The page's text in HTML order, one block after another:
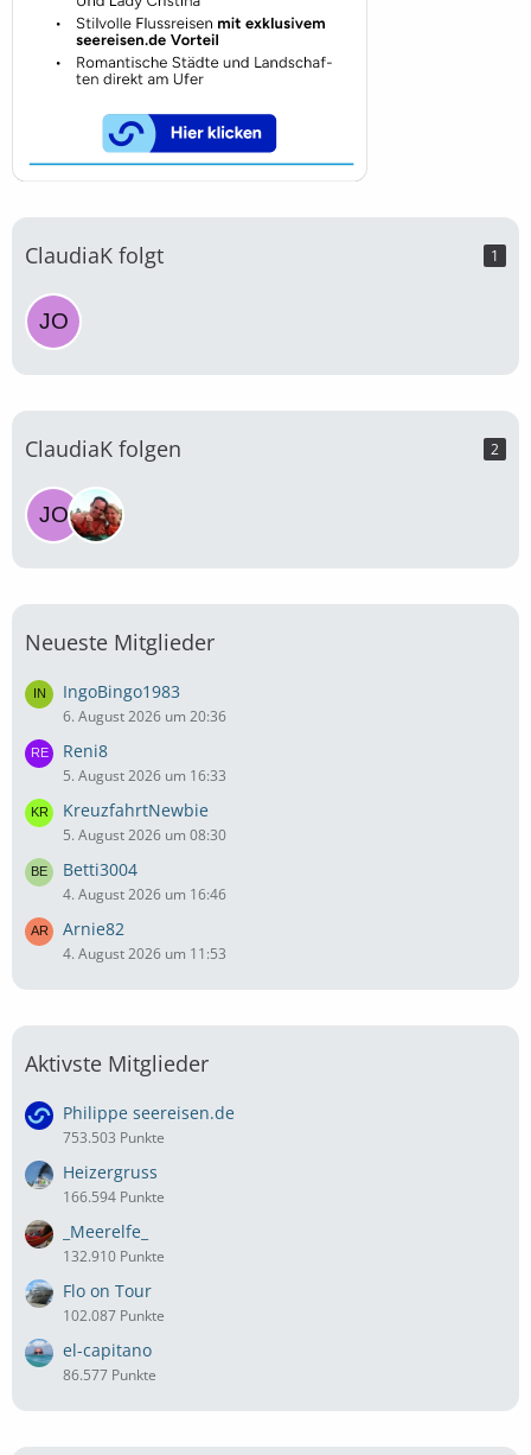
ClaudiaK folgt 1
ClaudiaK folgen 2
Neueste Mitglieder
IngoBingo1983
6. August 2026 um 20:36
Reni8
5. August 2026 um 16:33
KreuzfahrtNewbie
5. August 2026 um 08:30
Betti3004
4. August 2026 um 16:46
Arnie82
4. August 2026 um 11:53
Aktivste Mitglieder
Philippe seereisen.de
753.503 Punkte
Heizergruss
166.594 Punkte
_Meerelfe_
132.910 Punkte
Flo on Tour
102.087 Punkte
el-capitano
86.577 Punkte